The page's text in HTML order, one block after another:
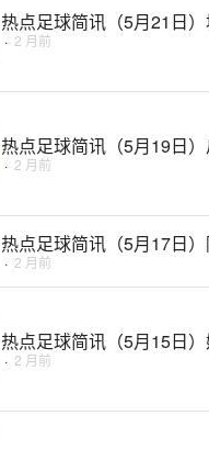
热点足球简讯（5月21日
· 2 月前
热点足球简讯（5月19日
· 2 月前
热点足球简讯（5月17日
· 2 月前
热点足球简讯（5月15日
· 2 月前